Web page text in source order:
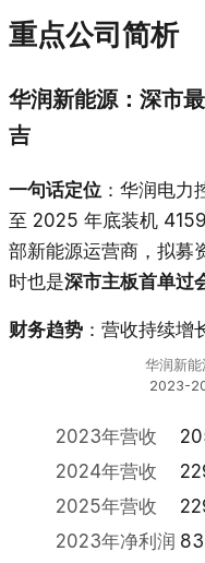
重点公司简析
华润新能源：深市
吉
一句话定位 ：华润电
至 2025 年底装机
部新能源运营商，拟募
时也是深市主板首单过
财务趋势 ：营收持续增
华润新
2023-
2023年营收
2024年营收
2025年营收
2023年净利润 83